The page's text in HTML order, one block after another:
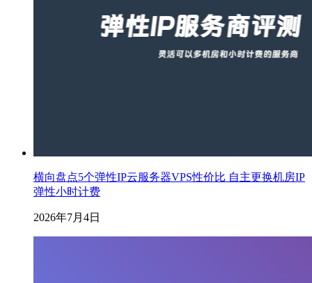
横向盘点5个弹性IP云服务器VPS性价比 自主更换机房IP
弹性小时计费
2026年7月4日